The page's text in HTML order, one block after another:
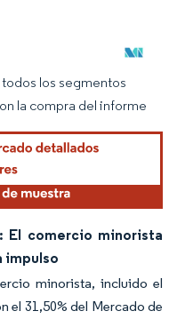
atribución según CC BY 4.0.
los segmentos
la compra del informe
El comercio minorista
impulso
minorista, incluido el
el 31,50% del Mercado de